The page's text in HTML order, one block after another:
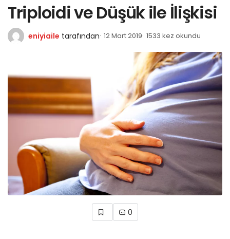
Triploidi ve Düşük ile İlişkisi
eniyiaile tarafından 12 Mart 2019 1533 kez okundu
0